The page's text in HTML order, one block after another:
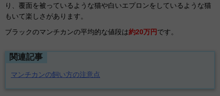
り、覆面を被っているような猫や白いエプロンをしているような猫
もいて楽しさがあります。
ブラックのマンチカンの平均的な値段は約20万円です。
関連記事
マンチカンの飼い方の注意点